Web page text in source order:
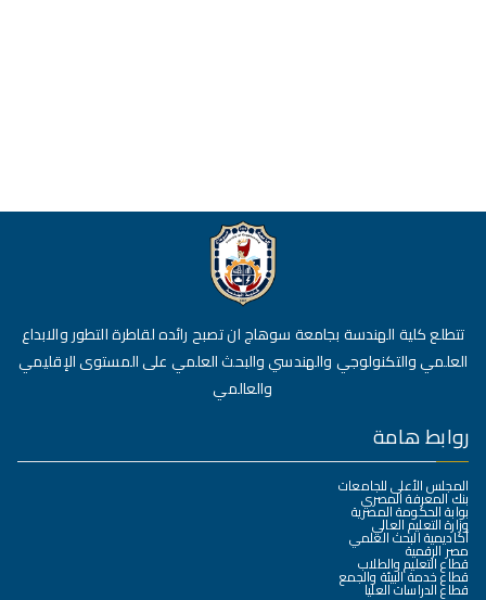
تتطلع كلية الهندسة بجامعة سوهاج ان تصبح رائده لقاطرة التطور والابداع
العلمي والتكنولوجي والهندسي والبحث العلمي على المستوى الإقليمي
والعالمي
روابط هامة
المجلس الأعلى للجامعات
بنك المعرفة المصري
بوابة الحكومة المصرية
وزارة التعليم العالي
أكاديمية البحث العلمي
مصر الرقمية
قطاع التعليم والطلاب
قطاع خدمة البيئة والجمع
قطاع الدراسات العليا